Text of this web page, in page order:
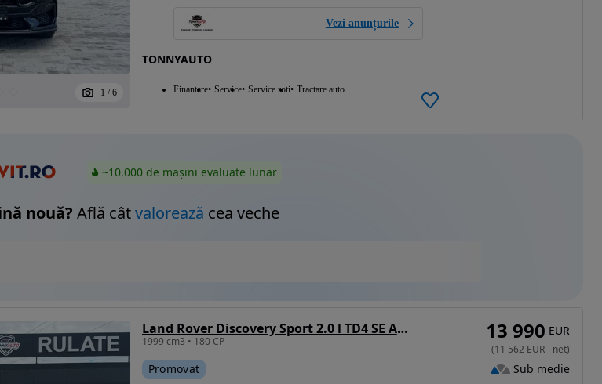
1 / 6
Vezi anunțurile
TONNYAUTO
Finantare Service Service roti Tractare auto
~10.000 de mașini evaluate lunar
nouă? Află câtvalorează cea veche
Land Rover Discovery Sport 2.0 l TD4 SE Aut.
1999 cm3 • 180 CP
Promovat
13 990 EUR
(11 562 EUR- net)
Sub medie